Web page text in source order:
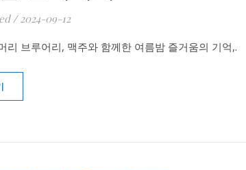
/ 2024-09-12
리 브루어리, 맥주와 함께한 여름밤 즐거움의 기억,.